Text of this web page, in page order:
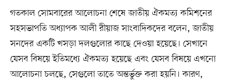
গতকাল সোমবারের আলোচনা শেষে জাতীয় ঐকমত্য কমিশনের
সহসভাপতি অধ্যাপক আলী রীয়াজ সাংবাদিকদের বলেন, জাতীয়
সনদের একটি খসড়া দলগুলোর কাছে দেওয়া হয়েছে। সেখানে
যেসব বিষয়ে ইতিমধ্যে ঐকমত্য হয়েছে এবং যেসব বিষয়ে এখনো
আলোচনা চলছে, সেগুলো তাতে অন্তর্ভুক্ত করা হয়নি। কারণ,